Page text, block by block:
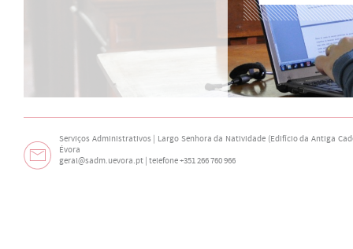
Serviços Administrativos | Largo Senhora da Natividade (Edifício da Antiga
Évora
geral@sadm.uevora.pt | telefone +351 266 760 966